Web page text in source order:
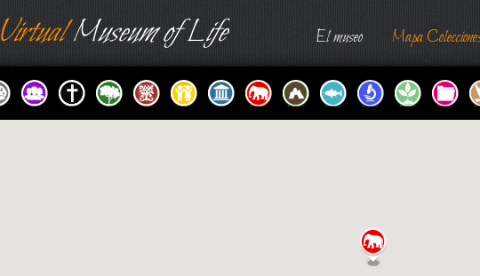
VirtualMuseum of Life El museo Mapa